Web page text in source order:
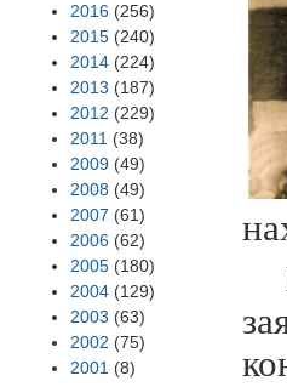
2016 (256)
2015 (240)
2014 (224)
2013 (187)
2012 (229)
2011 (38)
2009 (49)
2008 (49)
2007 (61)
2006 (62)
2005 (180)
2004 (129)
2003 (63)
2002 (75)
2001 (8)